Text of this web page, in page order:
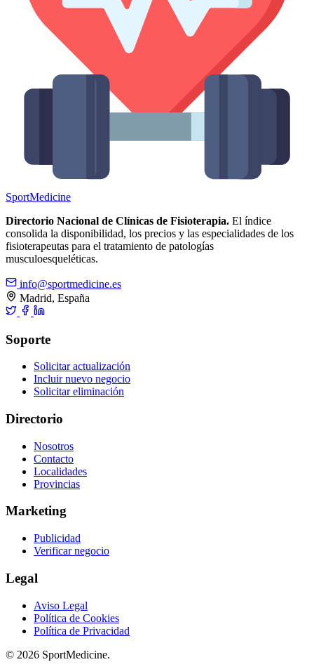
SportMedicine
Directorio Nacional de Clínicas de Fisioterapia. El índice
consolida la disponibilidad, los precios y las especialidades de los
fisioterapeutas para el tratamiento de patologías
musculoesqueléticas.
info@sportmedicine.es
Madrid, España
Soporte
Solicitar actualización
Incluir nuevo negocio
Solicitar eliminación
Directorio
Nosotros
Contacto
Localidades
Provincias
Marketing
Publicidad
Verificar negocio
Legal
Aviso Legal
Política de Cookies
Política de Privacidad
© 2026 SportMedicine.